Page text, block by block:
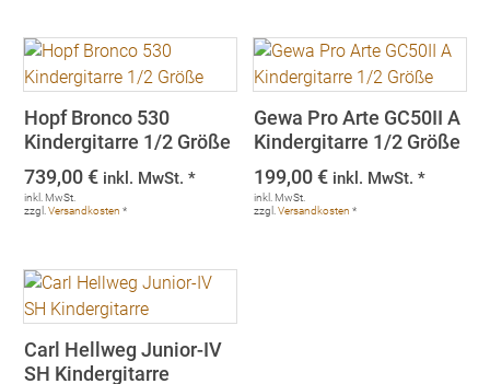
Hopf Bronco 530
Kindergitarre 1/2 Größe
739,00€ inkl. MwSt. *
inkl. MwSt.
zzgl.Versandkosten *
Gewa Pro Arte GC50II A
Kindergitarre 1/2 Größe
199,00€ inkl. MwSt. *
inkl. MwSt.
zzgl.Versandkosten *
Carl Hellweg Junior-IV
SH Kindergitarre